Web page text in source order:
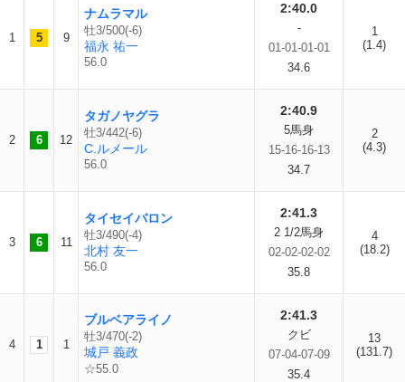
1 5 9
ナムラマル
牡3/500(-6)
福永 祐一
56.0
2:40.0
-
01-01-01-01
34.6
1
(1.4)
2 6 12
タガノヤグラ
牡3/442(-6)
C.ルメール
56.0
2:40.9
5馬身
15-16-16-13
34.7
2
(4.3)
3 6 11
タイセイバロン
牡3/490(-4)
北村 友一
56.0
2:41.3
2 1/2馬身
02-02-02-02
35.8
4
(18.2)
4 1 1
ブルベアライノ
牡3/470(-2)
城戸 義政
☆55.0
2:41.3
クビ
07-04-07-09
35.4
13
(131.7)